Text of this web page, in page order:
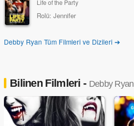
Life of the Party
Rolü: Jennifer
Debby Ryan Tüm Filmleri ve Dizileri ➔
Bilinen Filmleri - Debby Ryan